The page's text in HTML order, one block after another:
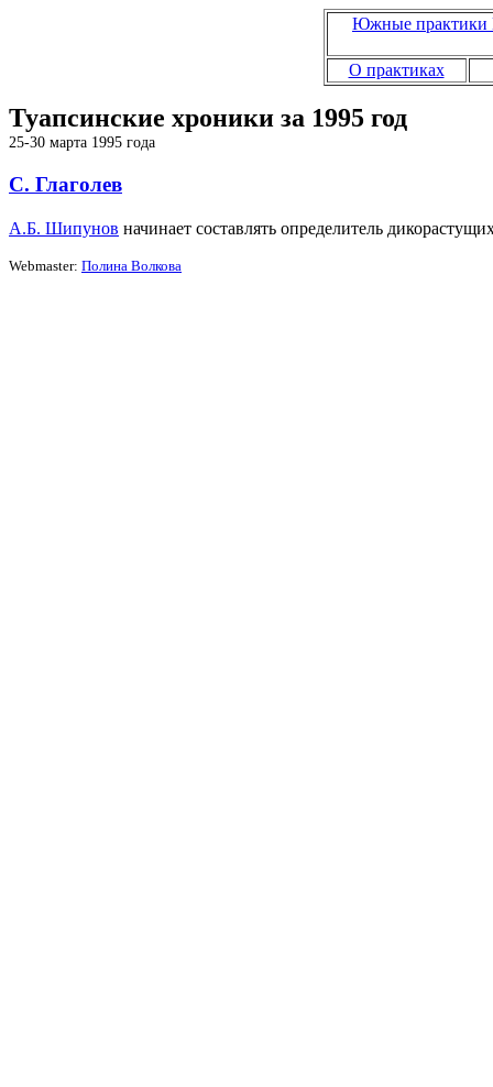
Южные практики
О практиках
Туапсинские хроники за 1995 год
25-30 марта 1995 года
С. Глаголев
А.Б. Шипунов начинает составлять определитель
Webmaster: Полина Волкова